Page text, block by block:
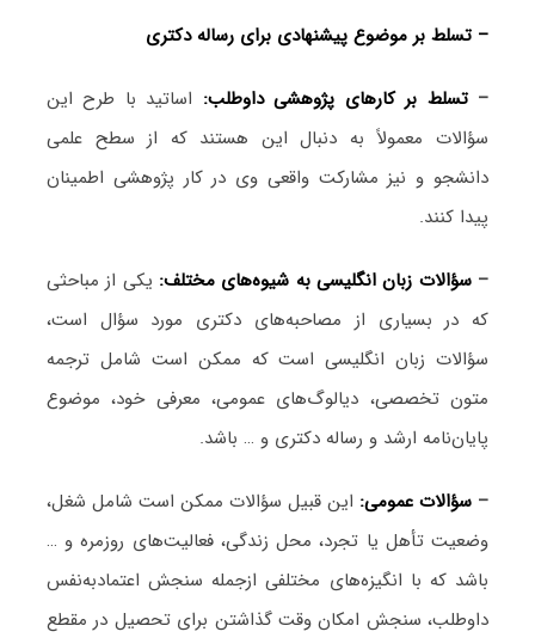
– تسلط بر موضوع پیشنهادی برای رساله دکتری
–تسلط بر کارهای پژوهشی داوطلب: اساتید با طرح این
سؤالات معمولاً به دنبال این هستند که از سطح علمی
دانشجو و نیز مشارکت واقعی وی در کار پژوهشی اطمینان
پیدا کنند.
– سؤالات زبان انگلیسی به شیوه‌های مختلف: یکی از مباحثی
که در بسیاری از مصاحبه‌های دکتری مورد سؤال است،
سؤالات زبان انگلیسی است که ممکن است شامل ترجمه
متون تخصصی، دیالوگ‌های عمومی، معرفی خود، موضوع
پایان‌نامه ارشد و رساله دکتری و … باشد.
– سؤالات عمومی: این قبیل سؤالات ممکن است شامل شغل،
وضعیت تأهل یا تجرد، محل زندگی، فعالیت‌های روزمره و …
باشد که با انگیزه‌های مختلفی ازجمله سنجش اعتمادبه‌نفس
داوطلب، سنجش امکان وقت گذاشتن برای تحصیل در مقطع